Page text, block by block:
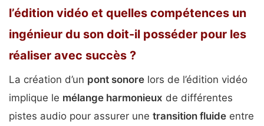
l’édition vidéo et quelles compétences un
ingénieur du son doit-il posséder pour les
réaliser avec succès ?
La création d’un pont sonore lors de l’édition vidéo
implique le mélange harmonieux de différentes
pistes audio pour assurer une transition fluide entre